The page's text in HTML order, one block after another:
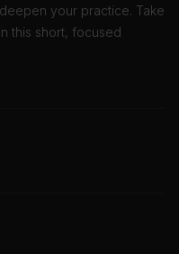
your practice. Take
this short, focused